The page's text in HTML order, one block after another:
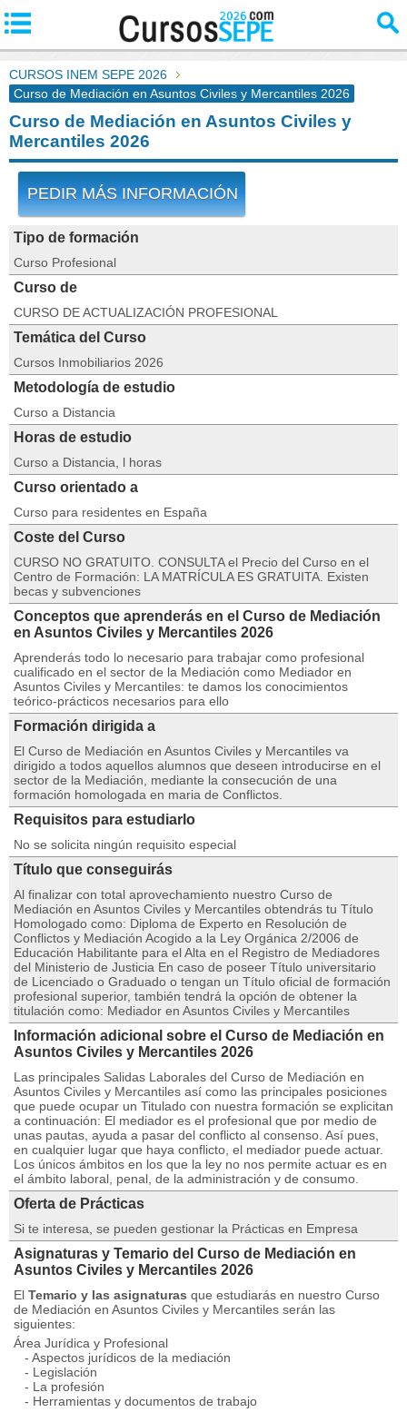
CURSOS INEM SEPE 2026
Curso de Mediación en Asuntos Civiles y Mercantiles 2026
Curso de Mediación en Asuntos Civiles y
Mercantiles 2026
PEDIR MÁS INFORMACIÓN
Tipo de formación
Curso Profesional
Curso de
CURSO DE ACTUALIZACIÓN PROFESIONAL
Temática del Curso
Cursos Inmobiliarios 2026
Metodología de estudio
Curso a Distancia
Horas de estudio
Curso a Distancia, l horas
Curso orientado a
Curso para residentes en España
Coste del Curso
CURSO NO GRATUITO. CONSULTA el Precio del Curso en el
Centro de Formación: LA MATRÍCULA ES GRATUITA. Existen
becas y subvenciones
Conceptos que aprenderás en el Curso de Mediación
en Asuntos Civiles y Mercantiles 2026
Aprenderás todo lo necesario para trabajar como profesional
cualificado en el sector de la Mediación como Mediador en
Asuntos Civiles y Mercantiles: te damos los conocimientos
teórico-prácticos necesarios para ello
Formación dirigida a
El Curso de Mediación en Asuntos Civiles y Mercantiles va
dirigido a todos aquellos alumnos que deseen introducirse en el
sector de la Mediación, mediante la consecución de una
formación homologada en maria de Conflictos.
Requisitos para estudiarlo
No se solicita ningún requisito especial
Título que conseguirás
Al finalizar con total aprovechamiento nuestro Curso de
Mediación en Asuntos Civiles y Mercantiles obtendrás tu Título
Homologado como: Diploma de Experto en Resolución de
Conflictos y Mediación Acogido a la Ley Orgánica 2/2006 de
Educación Habilitante para el Alta en el Registro de Mediadores
del Ministerio de Justicia En caso de poseer Título universitario
de Licenciado o Graduado o tengan un Título oficial de formación
profesional superior, también tendrá la opción de obtener la
titulación como: Mediador en Asuntos Civiles y Mercantiles
Información adicional sobre el Curso de Mediación en
Asuntos Civiles y Mercantiles 2026
Las principales Salidas Laborales del Curso de Mediación en
Asuntos Civiles y Mercantiles así como las principales posiciones
que puede ocupar un Titulado con nuestra formación se explicitan
a continuación: El mediador es el profesional que por medio de
unas pautas, ayuda a pasar del conflicto al consenso. Así pues,
en cualquier lugar que haya conflicto, el mediador puede actuar.
Los únicos ámbitos en los que la ley no nos permite actuar es en
el ámbito laboral, penal, de la administración y de consumo.
Oferta de Prácticas
Si te interesa, se pueden gestionar la Prácticas en Empresa
Asignaturas y Temario del Curso de Mediación en
Asuntos Civiles y Mercantiles 2026
El Temario y las asignaturas que estudiarás en nuestro Curso
de Mediación en Asuntos Civiles y Mercantiles serán las
siguientes:
Área Jurídica y Profesional
- Aspectos jurídicos de la mediación
- Legislación
- La profesión
- Herramientas y documentos de trabajo